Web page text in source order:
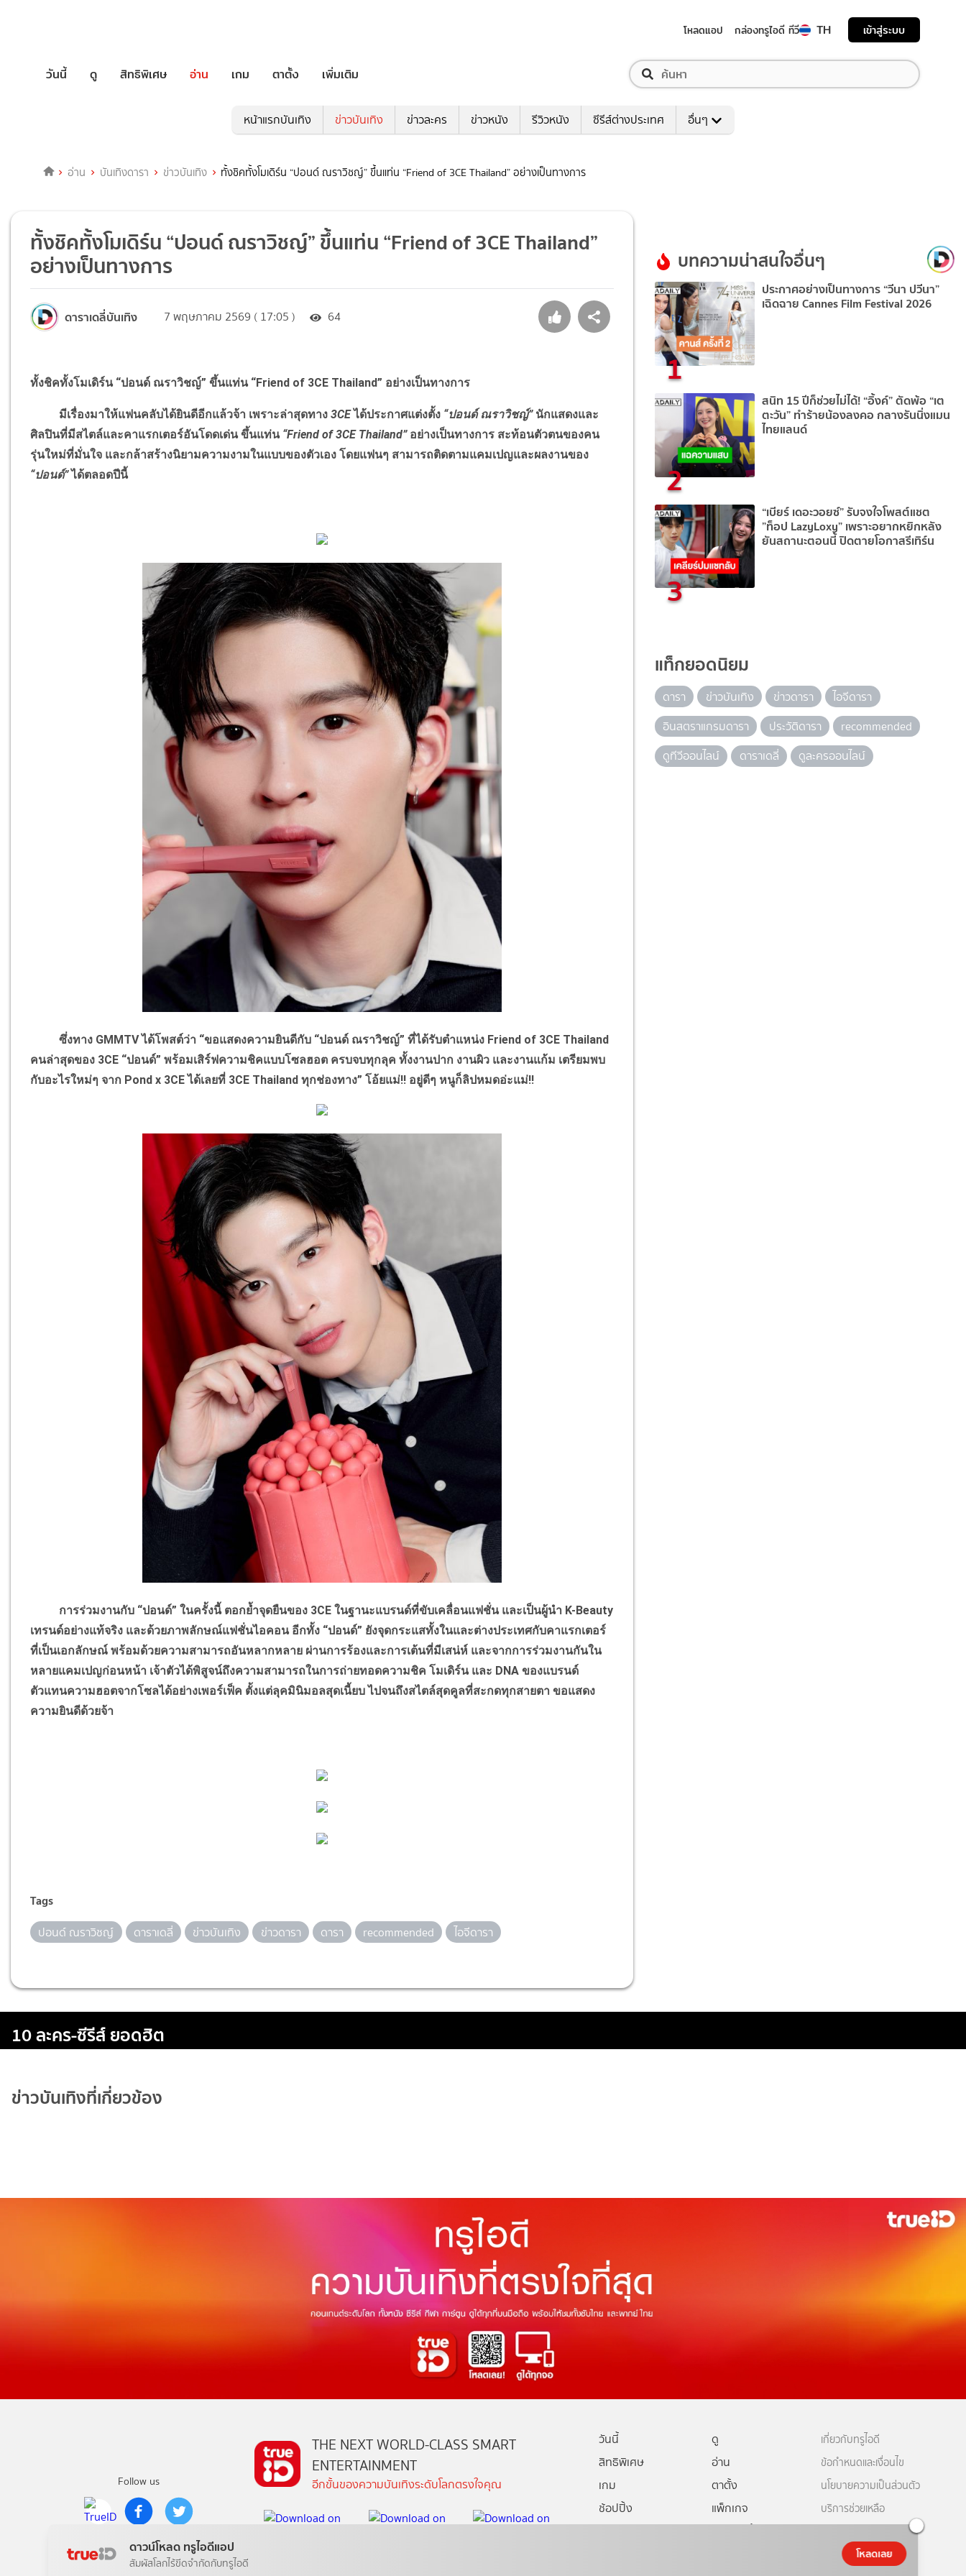
โหลดแอป กล่องทรูไอดี ทีวี TH เข้าสู่ระบบ
วันนี้ ดู สิทธิพิเศษ อ่าน เกม ตาตั้ง เพิ่มเติม
หน้าแรกบันเทิง ข่าวบันเทิง ข่าวละคร ข่าวหนัง รีวิวหนัง ซีรีส์ต่างประเทศ อื่นๆ
อ่าน บันเทิงดารา ข่าวบันเทิง ทั้งชิคทั้งโมเดิร์น “ปอนด์ ณราวิชญ์” ขึ้นแท่น “Friend of 3CE Thailand” อย่างเป็นทางการ
ทั้งชิคทั้งโมเดิร์น “ปอนด์ ณราวิชญ์” ขึ้นแท่น “Friend of 3CE Thailand”
อย่างเป็นทางการ
ดาราเดลี่บันเทิง 7 พฤษภาคม 2569 ( 17:05 ) 64
ทั้งชิคทั้งโมเดิร์น “ปอนด์ ณราวิชญ์” ขึ้นแท่น “Friend of 3CE Thailand” อย่างเป็นทางการ
มีเรื่องมาให้แฟนคลับได้ยินดีอีกแล้วจ้า เพราะล่าสุดทาง3CEได้ประกาศแต่งตั้ง “ปอนด์ ณราวิชญ์”นักแสดงและ
ศิลปินที่มีสไตล์และคาแรกเตอร์อันโดดเด่น ขึ้นแท่น “Friend of 3CE Thailand”อย่างเป็นทางการ สะท้อนตัวตนของคน
รุ่นใหม่ที่มั่นใจ และกล้าสร้างนิยามความงามในแบบของตัวเอง โดยแฟนๆ สามารถติดตามแคมเปญและผลงานของ
“ปอนด์”ได้ตลอดปีนี้
ซึ่งทาง GMMTV ได้โพสต์ว่า “ขอแสดงความยินดีกับ “ปอนด์ ณราวิชญ์” ที่ได้รับตำแหน่ง Friend of 3CE Thailand
คนล่าสุดของ 3CE “ปอนด์” พร้อมเสิร์ฟความชิคแบบโซลฮอต ครบจบทุกลุค ทั้งงานปาก งานผิว และงานแก้ม เตรียมพบ
กับอะไรใหม่ๆ จาก Pond x 3CE ได้เลยที่ 3CE Thailand ทุกช่องทาง” โอ้ยแม่!! อยู่ดีๆ หนูก็ลิปหมดอ่ะแม่!!
การร่วมงานกับ “ปอนด์” ในครั้งนี้ ตอกย้ำจุดยืนของ 3CE ในฐานะแบรนด์ที่ขับเคลื่อนแฟชั่น และเป็นผู้นำ K-Beauty
เทรนด์อย่างแท้จริง และด้วยภาพลักษณ์แฟชั่นไอคอน อีกทั้ง “ปอนด์” ยังจุดกระแสทั้งในและต่างประเทศกับคาแรกเตอร์
ที่เป็นเอกลักษณ์ พร้อมด้วยความสามารถอันหลากหลาย ผ่านการร้องและการเต้นที่มีเสน่ห์ และจากการร่วมงานกันใน
หลายแคมเปญก่อนหน้า เจ้าตัวได้พิสูจน์ถึงความสามารถในการถ่ายทอดความชิค โมเดิร์น และ DNA ของแบรนด์
ตัวแทนความฮอตจากโซลได้อย่างเพอร์เฟ็ค ตั้งแต่ลุคมินิมอลสุดเนี้ยบ ไปจนถึงสไตล์สุดคูลที่สะกดทุกสายตา ขอแสดง
ความยินดีด้วยจ้า
Tags
ปอนด์ ณราวิชญ์ ดาราเดลี่ ข่าวบันเทิง ข่าวดารา ดารา recommended ไอจีดารา
บทความน่าสนใจอื่นๆ
1
ประกาศอย่างเป็นทางการ “วีนา ปวีนา”
เฉิดฉาย Cannes Film Festival 2026
2
สนิท 15 ปีก็ช่วยไม่ได้! “อิ้งค์” ตัดพ้อ “เต
ตะวัน” ทำร้ายน้องลงคอ กลางรันนิ่งแมน
ไทยแลนด์
3
“เบียร์ เดอะวอยซ์” รับจงใจโพสต์แชต
”ท็อป LazyLoxy” เพราะอยากหยิกหลัง
ยันสถานะตอนนี้ ปิดตายโอกาสรีเทิร์น
แท็กยอดนิยม
ดารา ข่าวบันเทิง ข่าวดารา
ไอจีดารา
อินสตราแกรมดารา
ประวัติดารา
recommended
ดูทีวีออนไลน์
ดาราเดลี่ ดูละครออนไลน์
10 ละคร-ซีรีส์ ยอดฮิต
ข่าวบันเทิงที่เกี่ยวข้อง
ดาวน์โหลด ทรูไอดีแอป
สัมผัสโลกไร้ขีดจำกัดกับทรูไอดี
โหลดเลย
Follow us
Copyright © True Digital Group Company Limited.
All rights reserved
THE NEXT WORLD-CLASS SMART
ENTERTAINMENT
อีกขั้นของความบันเทิงระดับโลกตรงใจคุณ
วันนี้
ดู
สิทธิพิเศษ
อ่าน
เกม
ตาตั้ง
ช้อปปิ้ง
แพ็กเกจ
เกี่ยวกับทรูไอดี
ข้อกำหนดและเงื่อนไข
นโยบายความเป็นส่วนตัว
บริการช่วยเหลือ